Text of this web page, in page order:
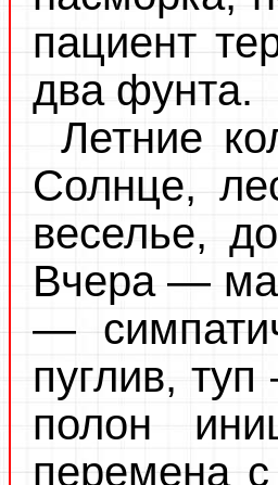
пациент
два фунта.
Летние
Солнце,
веселье,
Вчера —
—
пуглив,
полон
перемена